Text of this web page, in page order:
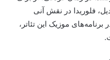
فلوریدا در نقش آنی
موزیک این تئاتر،